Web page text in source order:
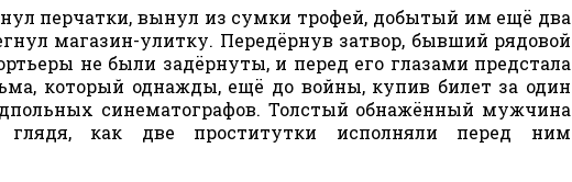
перчатки, вынул из сумки трофей, добытый им ещё два
магазин-улитку. Передёрнув затвор, бывший рядовой
не были задёрнуты, и перед его глазами предстала
который однажды, ещё до войны, купив билет за один
синематографов. Толстый обнажённый мужчина
как две проститутки исполняли перед ним